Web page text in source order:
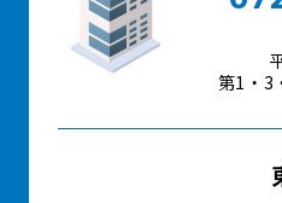
第1・3